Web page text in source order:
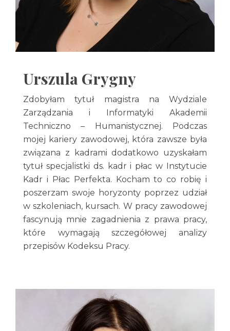
Urszula Grygny
Zdobyłam tytuł magistra na Wydziale
Zarządzania i Informatyki Akademii
Techniczno – Humanistycznej. Podczas
mojej kariery zawodowej, która zawsze była
związana z kadrami dodatkowo uzyskałam
tytuł specjalistki ds. kadr i płac w Instytucie
Kadr i Płac Perfekta. Kocham to co robię i
poszerzam swoje horyzonty poprzez udział
w szkoleniach, kursach. W pracy zawodowej
fascynują mnie zagadnienia z prawa pracy,
które wymagają szczegółowej analizy
przepisów Kodeksu Pracy.